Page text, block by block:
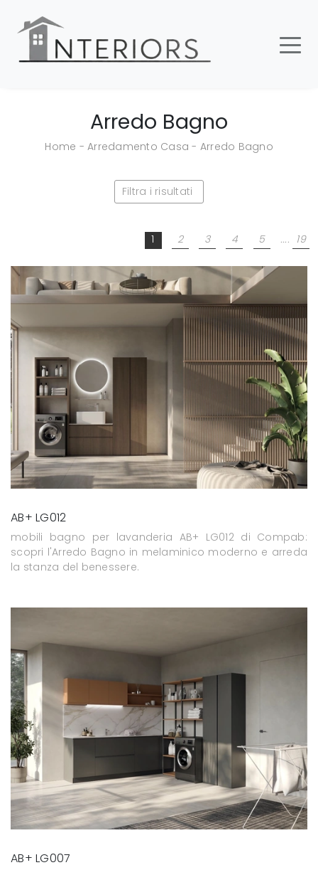
Arredo Bagno
Home - Arredamento Casa - Arredo Bagno
Filtra i risultati
1 2 3 4 5 .... 19
AB+ LG012
mobili bagno per lavanderia AB+ LG012 di Compab:
scopri l'Arredo Bagno in melaminico moderno e arreda
la stanza del benessere.
AB+ LG007